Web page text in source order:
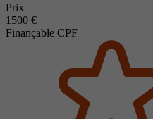
Prix
1500 €
Finançable CPF